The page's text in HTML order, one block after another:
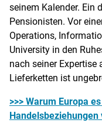
seinem Kalender. Ein
Pensionisten. Vor
Operations,
University in den
nach seiner Expertise
Lieferketten ist
>>> Warum Europa